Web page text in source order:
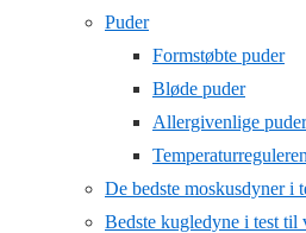
Puder
Formstøbte puder
Bløde puder
Allergivenlige puder
De bedste moskusdyner i
Bedste kugledyne i test til